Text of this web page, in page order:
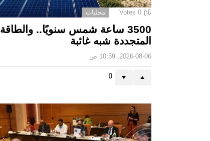
0
Votes محليات
3500 ساعة شمس سنويًا.. والطاقة
المتجددة شبه غائبة
2026-08-06, 10:59 ص
0